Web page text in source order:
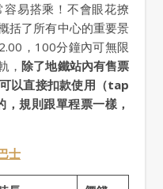
易搭乘！不會眼花撩
括了所有中心的重要景
，100分鐘內可無限
，除了地鐵站內有售票
以直接扣款使用（tap
規則跟單程票一樣，
士